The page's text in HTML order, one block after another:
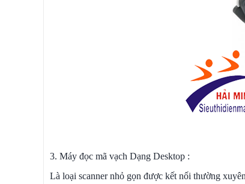
3. Máy đọc mã vạch Dạng Desktop :
Là loại scanner nhỏ gọn được kết nối thường